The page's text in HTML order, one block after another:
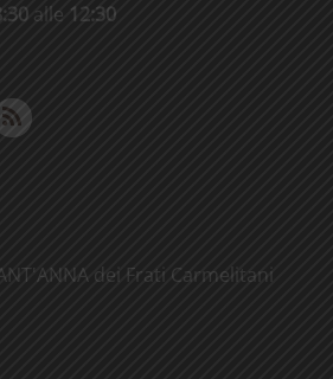
alle 12:30
dei Frati Carmelitani